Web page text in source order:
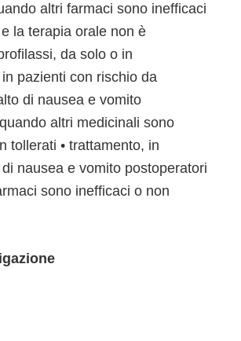
altri farmaci sono inefficaci
la terapia orale non è
da solo o in
pazienti con rischio da
di nausea e vomito
altri medicinali sono
tollerati • trattamento, in
nausea e vomito postoperatori
sono inefficaci o non